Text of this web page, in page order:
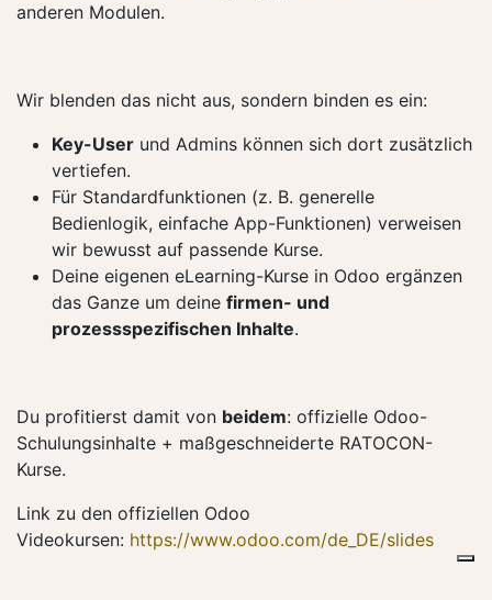
anderen Modulen.
Wir blenden das nicht aus, sondern binden es ein:
Key-User und Admins können sich dort zusätzlich
vertiefen.
Für Standardfunktionen (z. B. generelle
Bedienlogik, einfache App-Funktionen) verweisen
wir bewusst auf passende Kurse.
Deine eigenen eLearning-Kurse in Odoo ergänzen
das Ganze um deine firmen- und
prozessspezifischen Inhalte.
Du profitierst damit von beidem: offizielle Odoo-
Schulungsinhalte + maßgeschneiderte RATOCON-
Kurse.
Link zu den offiziellen Odoo
Videokursen: https://www.odoo.com/de_DE/slides